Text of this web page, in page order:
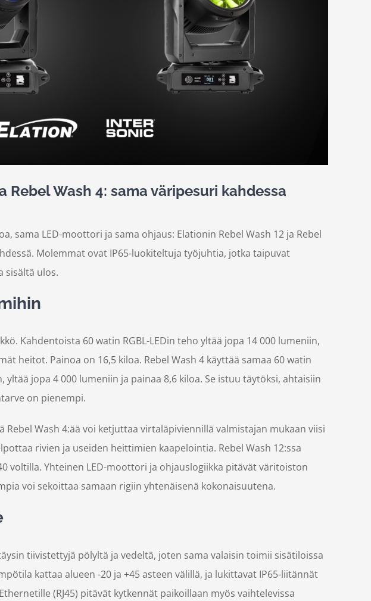
Rebel Wash 4: sama väripesuri kahdessa
sama LED-moottori ja sama ohjaus: Elationin Rebel Wash 12 ja Rebel
Molemmat ovat IP65-luokiteltuja työjuhtia, jotka taipuvat
sisältä ulos.
Kahdentoista 60 watin RGBL-LEDin teho yltää jopa 14 000 lumeniin,
heitot. Painoa on 16,5 kiloa. Rebel Wash 4 käyttää samaa 60 watin
yltää jopa 4 000 lumeniin ja painaa 8,6 kiloa. Se istuu täytöksi, ahtaisiin
on pienempi.
Rebel Wash 4:ää voi ketjuttaa virtaläpiviennillä valmistajan mukaan viisi
rivien ja useiden heittimien kaapelointia. Rebel Wash 12:ssa
voltilla. Yhteinen LED-moottori ja ohjauslogiikka pitävät väritoiston
voi sekoittaa samaan rigiin yhtenäisenä kokonaisuutena.
tiivistettyjä pölyltä ja vedeltä, joten sama valaisin toimii sisätiloissa
kattaa alueen -20 ja +45 asteen välillä, ja lukittavat IP65-liitännät
(RJ45) pitävät kytkennät paikoillaan myös vaihtelevissa